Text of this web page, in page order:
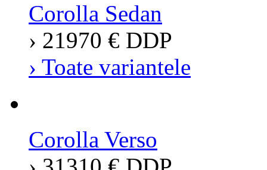
Corolla Sedan
› 21970 € DDP
› Toate variantele
Corolla Verso